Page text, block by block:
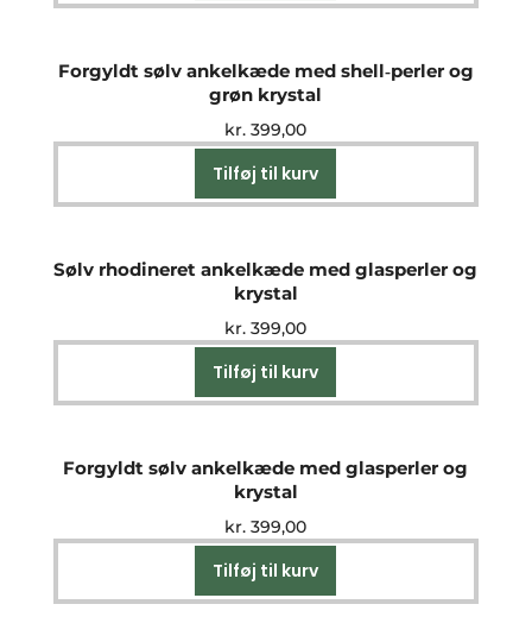
Forgyldt sølv ankelkæde med shell‑perler og
grøn krystal
kr. 399,00
Tilføj til kurv
Sølv rhodineret ankelkæde med glasperler og
krystal
kr. 399,00
Tilføj til kurv
Forgyldt sølv ankelkæde med glasperler og
krystal
kr. 399,00
Tilføj til kurv